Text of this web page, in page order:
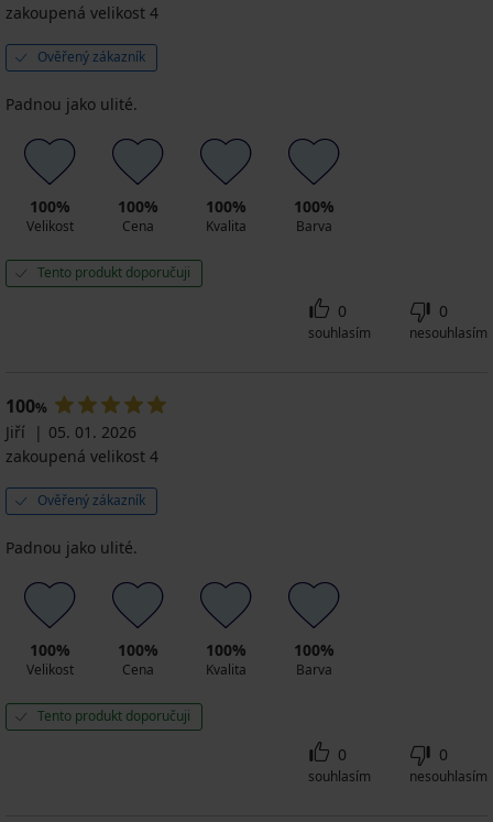
zakoupená velikost 4
Ověřený zákazník
Padnou jako ulité.
100%
Velikost
100%
Cena
100%
Kvalita
100%
Barva
Tento produkt doporučuji
0
souhlasím
0
nesouhlasím
100%
Jiří
05. 01. 2026
zakoupená velikost 4
Ověřený zákazník
Padnou jako ulité.
100%
Velikost
100%
Cena
100%
Kvalita
100%
Barva
Tento produkt doporučuji
0
souhlasím
0
nesouhlasím